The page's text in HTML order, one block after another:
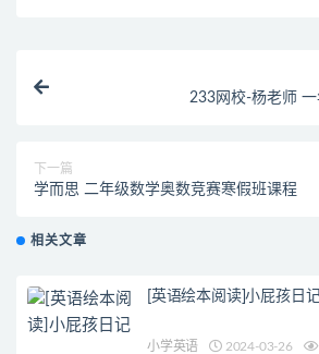
233网校-杨老师
下一篇
学而思 二年级数学奥数竞赛寒假班课程
相关文章
[英语绘本阅读]小屁孩日
小学英语 2024-03-26